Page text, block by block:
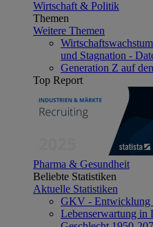
Wirtschaft & Politik
Themen
Weitere Themen
und Stagnation -
Generation Z auf
Top Report
Pharma & Gesundheit
Beliebte Statistiken
Aktuelle Statistiken
GKV - Entwicklung
Lebenserwartung in